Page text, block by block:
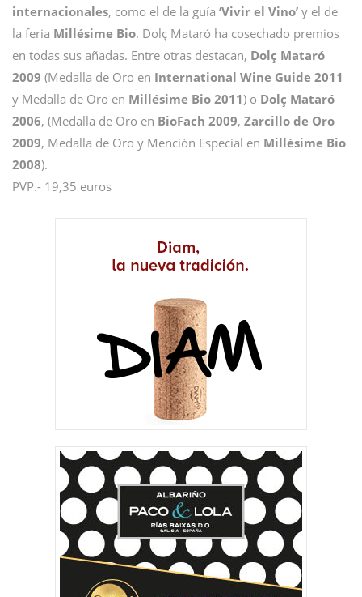
internacionales, como el de la guía ‘Vivir el Vino’ y el de
la feria Millésime Bio. Dolç Mataró ha cosechado premios
en todas sus añadas. Entre otras destacan, Dolç Mataró
2009 (Medalla de Oro en International Wine Guide 2011
y Medalla de Oro en Millésime Bio 2011) o Dolç Mataró
2006, (Medalla de Oro en BioFach 2009, Zarcillo de Oro
2009, Medalla de Oro y Mención Especial en Millésime Bio
2008).
PVP.- 19,35 euros